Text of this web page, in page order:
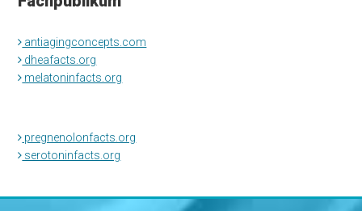
antiagingconcepts.com
dheafacts.org
melatoninfacts.org
pregnenolonfacts.org
serotoninfacts.org